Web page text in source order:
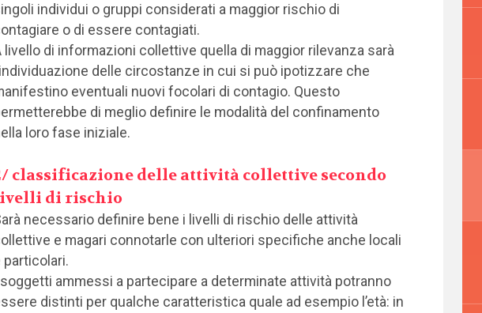
individui o gruppi considerati a maggior rischio di
o di essere contagiati.
livello di informazioni collettive quella di maggior rilevanza sarà
delle circostanze in cui si può ipotizzare che
eventuali nuovi focolari di contagio. Questo
di meglio definire le modalità del confinamento
loro fase iniziale.
classificazione delle attività collettive secondo
di rischio
necessario definire bene i livelli di rischio delle attività
e magari connotarle con ulteriori specifiche anche locali
particolari.
ammessi a partecipare a determinate attività potranno
distinti per qualche caratteristica quale ad esempio l’età: in